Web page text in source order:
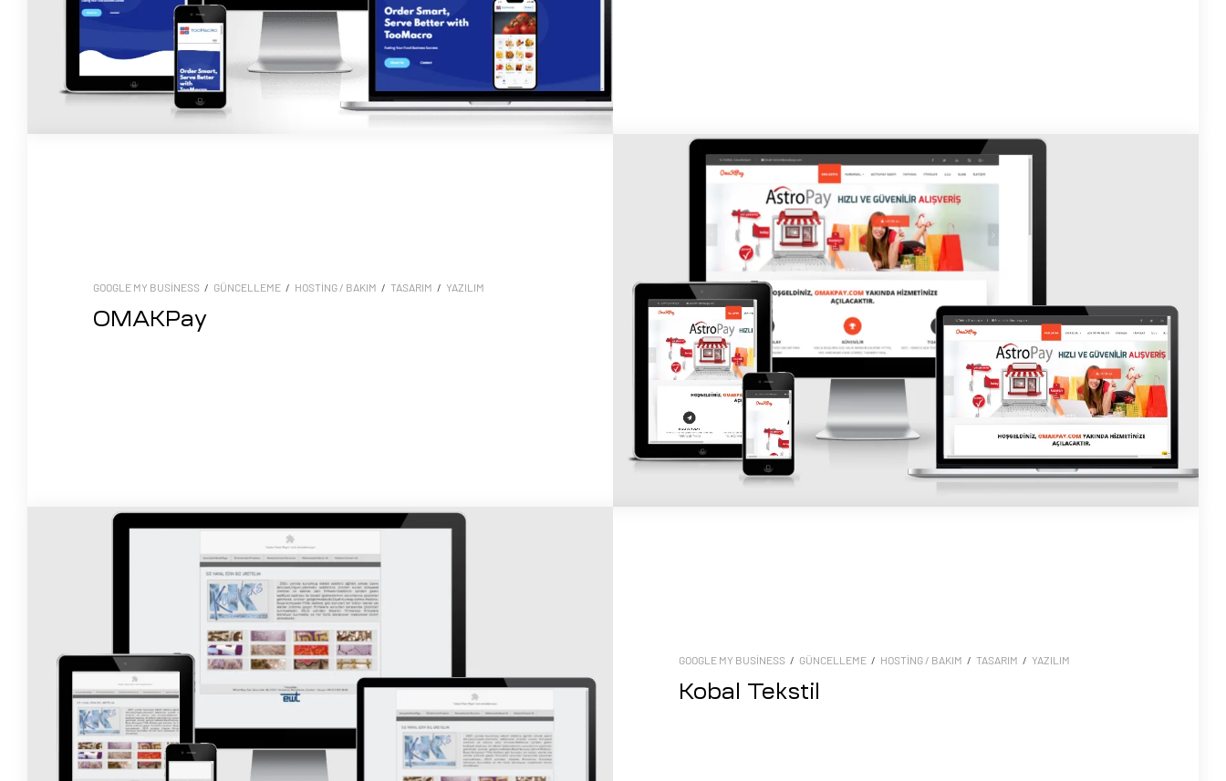
GOOGLE MY BUSINESS / GÜNCELLEME / HOSTING / BAKIM / TASARIM / YAZILIM
OMAKPay
GOOGLE MY BUSINESS / GÜNCELLEME / HOSTING / BAKIM / TASARIM / YAZILIM
Kobal Tekstil